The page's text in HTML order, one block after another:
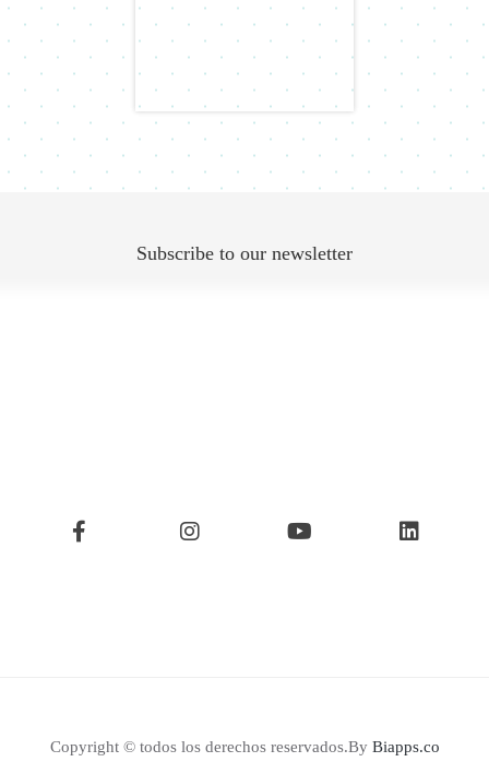
Subscribe to our newsletter
Copyright © todos los derechos reservados.By Biapps.co